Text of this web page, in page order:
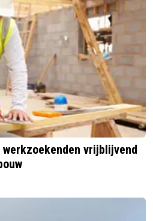
werkzoekenden vrijblijvend